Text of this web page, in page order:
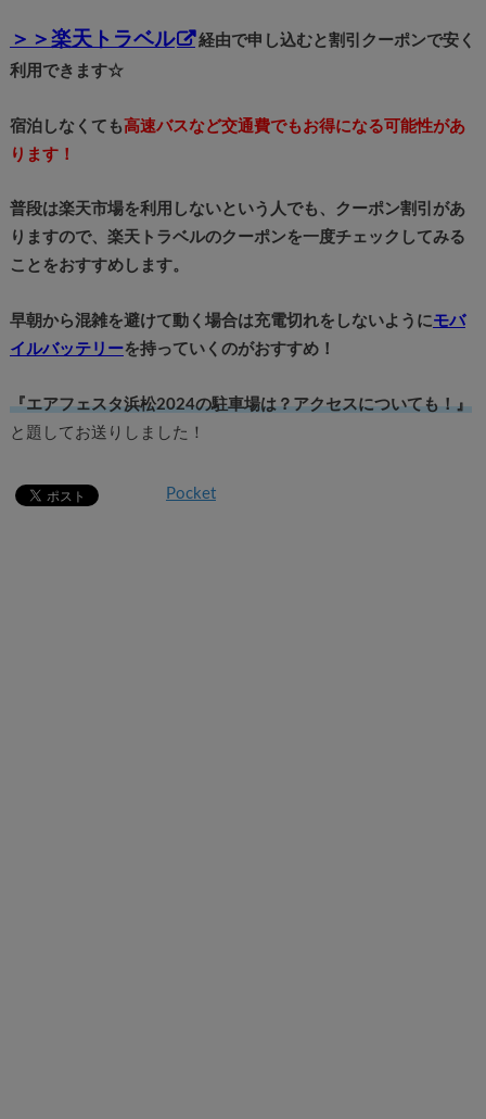
＞＞楽天トラベル
経由で申し込むと割引クーポンで安く
利用できます☆
宿泊しなくても 高速バスなど交通費でもお得になる可能性があ
ります！
普段は楽天市場を利用しないという人でも、クーポン割引があ
りますので、楽天トラベルのクーポンを一度チェックしてみる
ことをおすすめします。
早朝から混雑を避けて動く場合は充電切れをしないようにモバ
イルバッテリーを持っていくのがおすすめ！
『エアフェスタ浜松2024の駐車場は？アクセスについても！』
と題してお送りしました！
Pocket